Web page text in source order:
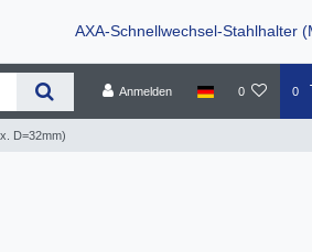
AXA-Schnellwechsel-Stahlhalter
Anmelden 0 0
D=32mm)